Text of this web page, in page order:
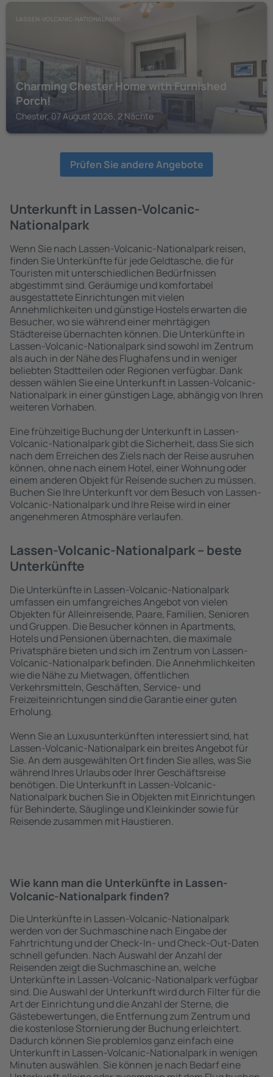
LASSEN-VOLCANIC-NATIONALPARK
Charming Chester Home with Furnished
Porch!
Chester, 07 August 2026, 2 Nächte
Prüfen Sie andere Angebote
Unterkunft in Lassen-Volcanic-
Nationalpark
Wenn Sie nach Lassen-Volcanic-Nationalpark reisen,
finden Sie Unterkünfte für jede Geldtasche, die für
Touristen mit unterschiedlichen Bedürfnissen
abgestimmt sind. Geräumige und komfortabel
ausgestattete Einrichtungen mit vielen
Annehmlichkeiten und günstige Hostels erwarten die
Besucher, wo sie während einer mehrtägigen
Städtereise übernachten können. Die Unterkünfte in
Lassen-Volcanic-Nationalpark sind sowohl im Zentrum
als auch in der Nähe des Flughafens und in weniger
beliebten Stadtteilen oder Regionen verfügbar. Dank
dessen wählen Sie eine Unterkunft in Lassen-Volcanic-
Nationalpark in einer günstigen Lage, abhängig von Ihren
weiteren Vorhaben.
Eine frühzeitige Buchung der Unterkunft in Lassen-
Volcanic-Nationalpark gibt die Sicherheit, dass Sie sich
nach dem Erreichen des Ziels nach der Reise ausruhen
können, ohne nach einem Hotel, einer Wohnung oder
einem anderen Objekt für Reisende suchen zu müssen.
Buchen Sie Ihre Unterkunft vor dem Besuch von Lassen-
Volcanic-Nationalpark und Ihre Reise wird in einer
angenehmeren Atmosphäre verlaufen.
Lassen-Volcanic-Nationalpark – beste
Unterkünfte
Die Unterkünfte in Lassen-Volcanic-Nationalpark
umfassen ein umfangreiches Angebot von vielen
Objekten für Alleinreisende, Paare, Familien, Senioren
und Gruppen. Die Besucher können in Apartments,
Hotels und Pensionen übernachten, die maximale
Privatsphäre bieten und sich im Zentrum von Lassen-
Volcanic-Nationalpark befinden. Die Annehmlichkeiten
wie die Nähe zu Mietwagen, öffentlichen
Verkehrsmitteln, Geschäften, Service- und
Freizeiteinrichtungen sind die Garantie einer guten
Erholung.
Wenn Sie an Luxusunterkünften interessiert sind, hat
Lassen-Volcanic-Nationalpark ein breites Angebot für
Sie. An dem ausgewählten Ort finden Sie alles, was Sie
während Ihres Urlaubs oder Ihrer Geschäftsreise
benötigen. Die Unterkunft in Lassen-Volcanic-
Nationalpark buchen Sie in Objekten mit Einrichtungen
für Behinderte, Säuglinge und Kleinkinder sowie für
Reisende zusammen mit Haustieren.
Wie kann man die Unterkünfte in Lassen-
Volcanic-Nationalpark finden?
Die Unterkünfte in Lassen-Volcanic-Nationalpark
werden von der Suchmaschine nach Eingabe der
Fahrtrichtung und der Check-In- und Check-Out-Daten
schnell gefunden. Nach Auswahl der Anzahl der
Reisenden zeigt die Suchmaschine an, welche
Unterkünfte in Lassen-Volcanic-Nationalpark verfügbar
sind. Die Auswahl der Unterkunft wird durch Filter für die
Art der Einrichtung und die Anzahl der Sterne, die
Gästebewertungen, die Entfernung zum Zentrum und
die kostenlose Stornierung der Buchung erleichtert.
Dadurch können Sie problemlos ganz einfach eine
Unterkunft in Lassen-Volcanic-Nationalpark in wenigen
Minuten auswählen. Sie können je nach Bedarf eine